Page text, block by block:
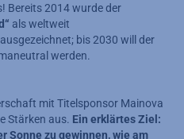
Bereits 2014 wurde der
als weltweit
bis 2030 will der
werden.
mit Titelsponsor Mainova
Stärken aus. Ein erklärtes Ziel:
Sonne zu gewinnen, wie am